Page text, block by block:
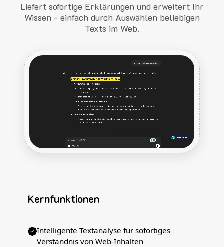
Liefert sofortige Erklärungen und erweitert Ihr
Wissen - einfach durch Auswählen beliebigen
Texts im Web.
Kernfunktionen
Intelligente Textanalyse für sofortiges
Verständnis von Web-Inhalten